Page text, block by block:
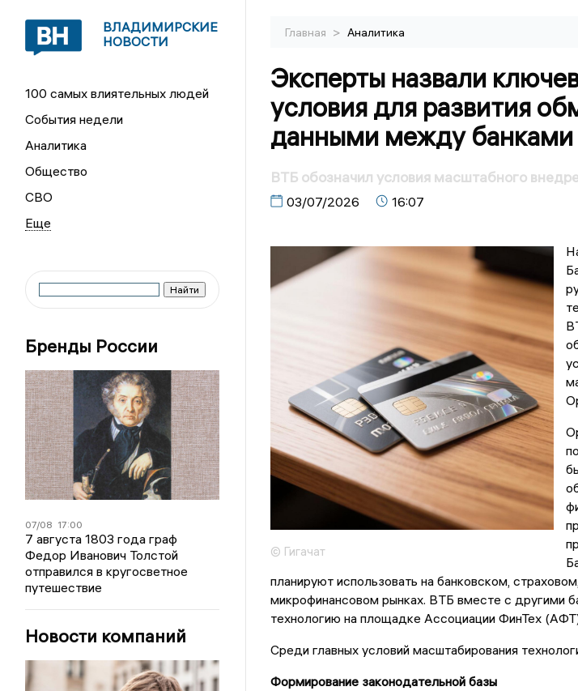
ВЛАДИМИРСКИЕ
НОВОСТИ
100 самых влиятельных людей
События недели
Аналитика
Общество
СВО
Бренды России
07/08 17:00
7 августа 1803 года граф
Федор Иванович Толстой
отправился в кругосветное
путешествие
Новости компаний
Главная > Аналитика
Эксперты назвали
условия для развития
данными между банками
ВТБ обозначил условия масштабного
03/07/2026 16:07
© Гигачат
планируют использовать на банковском,
микрофинансовом рынках. ВТБ вместе с другими
технологию на площадке Ассоциации ФинТех
Среди главных условий масштабирования
Формирование законодательной базы